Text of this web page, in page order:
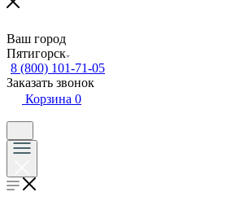
Ваш город
Пятигорск
8 (800) 101-71-05
Заказать звонок
Корзина 0